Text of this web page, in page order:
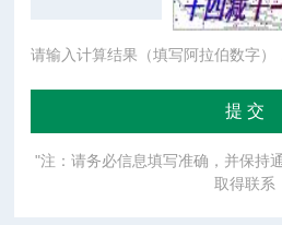
请输入计算结果（填写阿拉伯数字）
"注：请务必信息填写准确，并保持
取得联系